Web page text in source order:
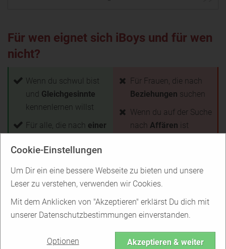
Cookie-Einstellungen
Um Dir ein eine bessere Webseite zu bieten und unsere
Leser zu verstehen, verwenden wir Cookies.
Mit dem Anklicken von "Akzeptieren" erklärst Du dich mit
unserer Datenschutzbestimmungen einverstanden.
Optionen Akzeptieren & weiter
Für wen eignet sich iBoys und für wen
nicht?
Wenn du schwul bist
und Gleichgesinnte
kennenlernen willst
Für alle, die nach einer
neuen Freundschaften
Wenn du dich zum
Für Frauen, die nach
Beziehungen suchen
Wenn du auf der Suche
nach Affären ist
leben und User in der
Nähe treffen möchten
Zurück zur Übersicht